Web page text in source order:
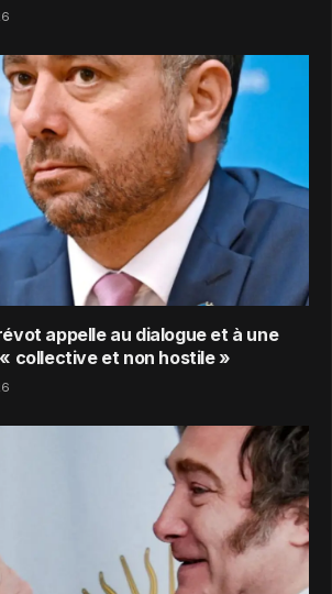
appelle au dialogue et à une
collective et non hostile »